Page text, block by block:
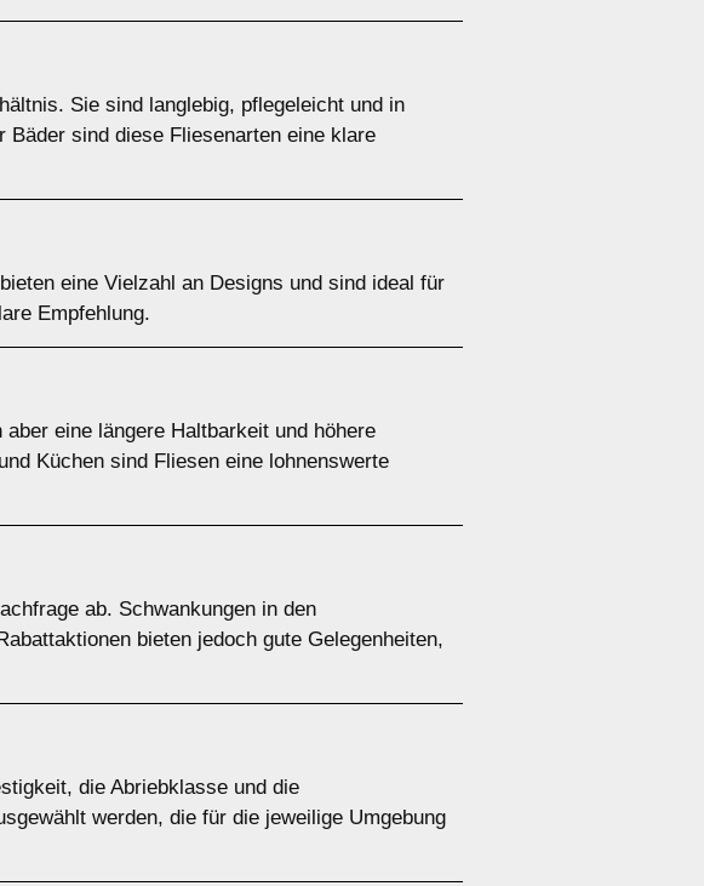
Sie sind langlebig, pflegeleicht und in
sind diese Fliesenarten eine klare
eine Vielzahl an Designs und sind ideal für
Empfehlung.
eine längere Haltbarkeit und höhere
Küchen sind Fliesen eine lohnenswerte
ab. Schwankungen in den
bieten jedoch gute Gelegenheiten,
die Abriebklasse und die
werden, die für die jeweilige Umgebung